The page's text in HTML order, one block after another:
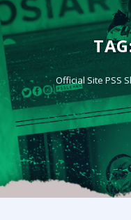
Official Site PSS